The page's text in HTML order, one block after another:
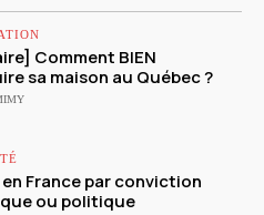
Comment BIEN
sa maison au Québec ?
en France par conviction
ou politique